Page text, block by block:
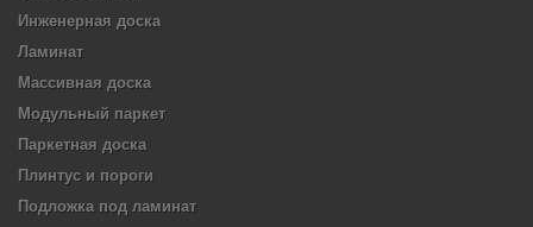
Инженерная доска
Ламинат
Массивная доска
Модульный паркет
Паркетная доска
Плинтус и пороги
Подложка под ламинат